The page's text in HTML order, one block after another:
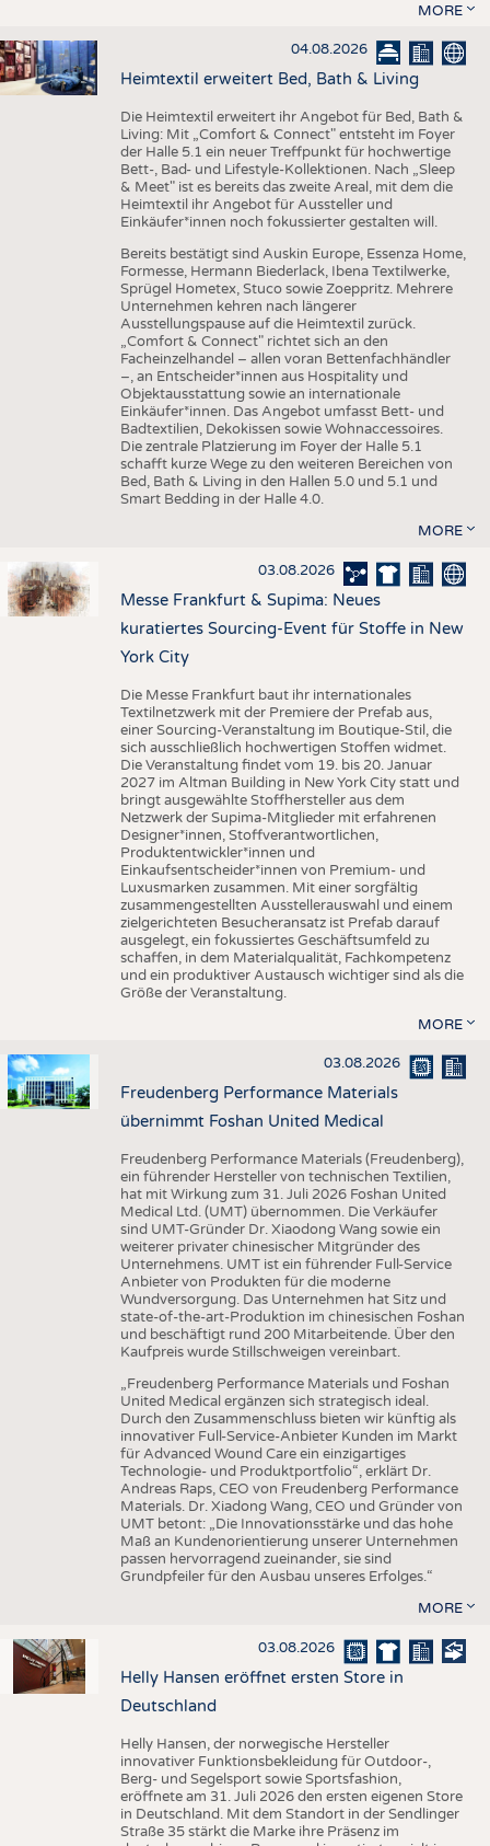
MORE
04.08.2026
Heimtextil erweitert Bed, Bath & Living
Die Heimtextil erweitert ihr Angebot für Bed, Bath &
Living: Mit „Comfort & Connect" entsteht im Foyer
der Halle 5.1 ein neuer Treffpunkt für hochwertige
Bett-, Bad- und Lifestyle-Kollektionen. Nach „Sleep
& Meet" ist es bereits das zweite Areal, mit dem die
Heimtextil ihr Angebot für Aussteller und
Einkäufer*innen noch fokussierter gestalten will.
Bereits bestätigt sind Auskin Europe, Essenza Home,
Formesse, Hermann Biederlack, Ibena Textilwerke,
Sprügel Hometex, Stuco sowie Zoeppritz. Mehrere
Unternehmen kehren nach längerer
Ausstellungspause auf die Heimtextil zurück.
„Comfort & Connect" richtet sich an den
Facheinzelhandel – allen voran Bettenfachhändler
–, an Entscheider*innen aus Hospitality und
Objektausstattung sowie an internationale
Einkäufer*innen. Das Angebot umfasst Bett- und
Badtextilien, Dekokissen sowie Wohnaccessoires.
Die zentrale Platzierung im Foyer der Halle 5.1
schafft kurze Wege zu den weiteren Bereichen von
Bed, Bath & Living in den Hallen 5.0 und 5.1 und
Smart Bedding in der Halle 4.0.
MORE
03.08.2026
Messe Frankfurt & Supima: Neues
kuratiertes Sourcing-Event für Stoffe in New
York City
Die Messe Frankfurt baut ihr internationales
Textilnetzwerk mit der Premiere der Prefab aus,
einer Sourcing-Veranstaltung im Boutique-Stil, die
sich ausschließlich hochwertigen Stoffen widmet.
Die Veranstaltung findet vom 19. bis 20. Januar
2027 im Altman Building in New York City statt und
bringt ausgewählte Stoffhersteller aus dem
Netzwerk der Supima-Mitglieder mit erfahrenen
Designer*innen, Stoffverantwortlichen,
Produktentwickler*innen und
Einkaufsentscheider*innen von Premium- und
Luxusmarken zusammen. Mit einer sorgfältig
zusammengestellten Ausstellerauswahl und einem
zielgerichteten Besucheransatz ist Prefab darauf
ausgelegt, ein fokussiertes Geschäftsumfeld zu
schaffen, in dem Materialqualität, Fachkompetenz
und ein produktiver Austausch wichtiger sind als die
Größe der Veranstaltung.
MORE
03.08.2026
Freudenberg Performance Materials
übernimmt Foshan United Medical
Freudenberg Performance Materials (Freudenberg),
ein führender Hersteller von technischen Textilien,
hat mit Wirkung zum 31. Juli 2026 Foshan United
Medical Ltd. (UMT) übernommen. Die Verkäufer
sind UMT-Gründer Dr. Xiaodong Wang sowie ein
weiterer privater chinesischer Mitgründer des
Unternehmens. UMT ist ein führender Full-Service
Anbieter von Produkten für die moderne
Wundversorgung. Das Unternehmen hat Sitz und
state-of-the-art-Produktion im chinesischen Foshan
und beschäftigt rund 200 Mitarbeitende. Über den
Kaufpreis wurde Stillschweigen vereinbart.
„Freudenberg Performance Materials und Foshan
United Medical ergänzen sich strategisch ideal.
Durch den Zusammenschluss bieten wir künftig als
innovativer Full-Service-Anbieter Kunden im Markt
für Advanced Wound Care ein einzigartiges
Technologie- und Produktportfolio“, erklärt Dr.
Andreas Raps, CEO von Freudenberg Performance
Materials. Dr. Xiadong Wang, CEO und Gründer von
UMT betont: „Die Innovationsstärke und das hohe
Maß an Kundenorientierung unserer Unternehmen
passen hervorragend zueinander, sie sind
Grundpfeiler für den Ausbau unseres Erfolges.“
MORE
03.08.2026
Helly Hansen eröffnet ersten Store in
Deutschland
Helly Hansen, der norwegische Hersteller
innovativer Funktionsbekleidung für Outdoor-,
Berg- und Segelsport sowie Sportsfashion,
eröffnete am 31. Juli 2026 den ersten eigenen Store
in Deutschland. Mit dem Standort in der Sendlinger
Straße 35 stärkt die Marke ihre Präsenz im